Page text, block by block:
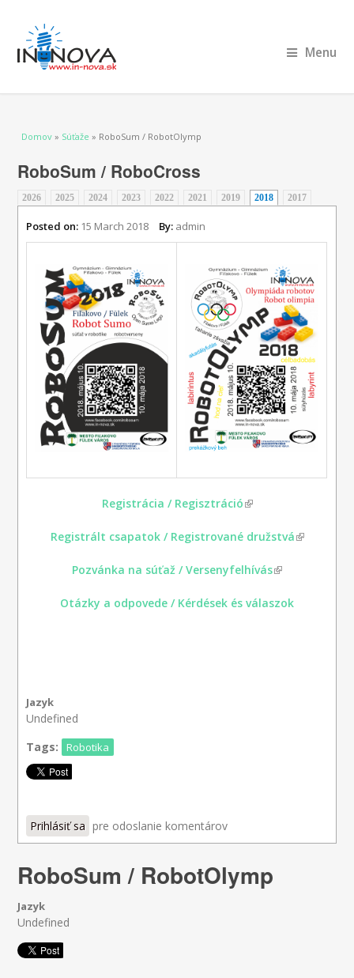
Menu
Nachádzate sa tu
Domov » Súťaže » RoboSum / RobotOlymp
RoboSum / RoboCross
2026 2025 2024 2023 2022 2021 2019 2018 (aktívna karta)
2017
Posted on: 15 March 2018 By: admin
Registrácia / Regisztráció(link is external)
Registrált csapatok / Registrované družstvá
Pozvánka na súťaž / Versenyfelhívás
Otázky a odpovede / Kérdések és válaszok
Jazyk
Undefined
Tags:
Robotika
Prihlásiť sa pre odoslanie komentárov
RoboSum / RobotOlymp
Jazyk
Undefined